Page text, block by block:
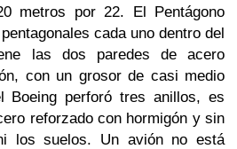
metros por 22. El Pentágono
cada uno dentro del
las dos paredes de acero
con un grosor de casi medio
Boeing perforó tres anillos, es
reforzado con hormigón y sin
los suelos. Un avión no está